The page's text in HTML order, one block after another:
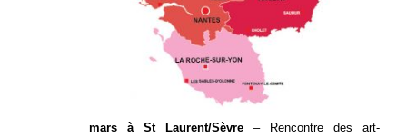
mars à St Laurent/Sèvre – Rencontre des art-